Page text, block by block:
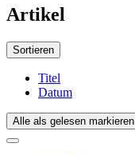
Artikel
Sortieren
Titel
Datum
Alle als gelesen markieren